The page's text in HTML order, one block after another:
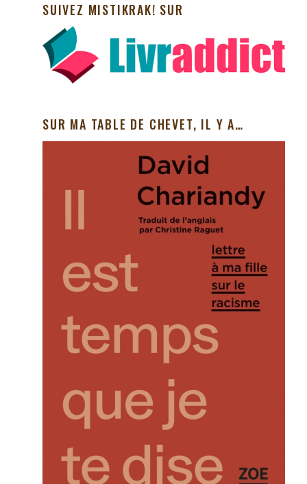
SUIVEZ MISTIKRAK! SUR
SUR MA TABLE DE CHEVET, IL Y A…